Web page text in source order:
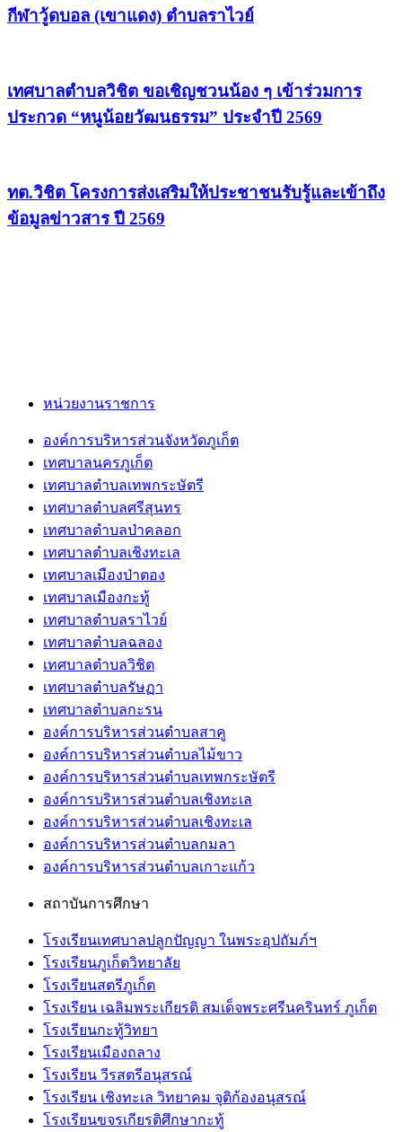
กีฬาวู้ดบอล (เขาแดง) ตำบลราไวย์
เทศบาลตำบลวิชิต ขอเชิญชวนน้อง ๆ เข้าร่วมการ
ประกวด “หนูน้อยวัฒนธรรม” ประจำปี 2569
ทต.วิชิต โครงการส่งเสริมให้ประชาชนรับรู้และเข้าถึง
ข้อมูลข่าวสาร ปี 2569
หน่วยงานราชการ
องค์การบริหารส่วนจังหวัดภูเก็ต
เทศบาลนครภูเก็ต
เทศบาลตำบลเทพกระษัตรี
เทศบาลตำบลศรีสุนทร
เทศบาลตำบลป่าคลอก
เทศบาลตำบลเชิงทะเล
เทศบาลเมืองป่าตอง
เทศบาลเมืองกะทู้
เทศบาลตำบลราไวย์
เทศบาลตำบลฉลอง
เทศบาลตำบลวิชิต
เทศบาลตำบลรัษฏา
เทศบาลตำบลกะรน
องค์การบริหารส่วนตำบลสาคู
องค์การบริหารส่วนตำบลไม้ขาว
องค์การบริหารส่วนตำบลเทพกระษัตรี
องค์การบริหารส่วนตำบลเชิงทะเล
องค์การบริหารส่วนตำบลเชิงทะเล
องค์การบริหารส่วนตำบลกมลา
องค์การบริหารส่วนตำบลเกาะแก้ว
สถาบันการศึกษา
โรงเรียนเทศบาลปลูกปัญญา ในพระอุปถัมภ์ฯ
โรงเรียนภูเก็ตวิทยาลัย
โรงเรียนสตรีภูเก็ต
โรงเรียน เฉลิมพระเกียรติ สมเด็จพระศรีนครินทร์ ภูเก็ต
โรงเรียนกะทู้วิทยา
โรงเรียนเมืองถลาง
โรงเรียน วีรสตรีอนุสรณ์
โรงเรียน เชิงทะเล วิทยาคม จุติก้องอนุสรณ์
โรงเรียนขจรเกียรติศึกษากะทู้